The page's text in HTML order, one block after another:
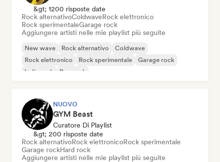
&gt; 1200 risposte date
Rock alternativoColdwaveRock elettronico
Rock sperimentaleGarage rock
Aggiungere artisti nelle mie playlist più seguite
New wave Rock alternativo
Coldwave
Rock elettronico
Rock sperimentale
Garage rock
Indie rock
Pop rock
NUOVO
GYM Beast
Curatore Di Playlist
&gt; 200 risposte date
Rock alternativoRock elettronicoRock sperimentale
Garage rockHard rock
Aggiungere artisti nelle mie playlist più seguite